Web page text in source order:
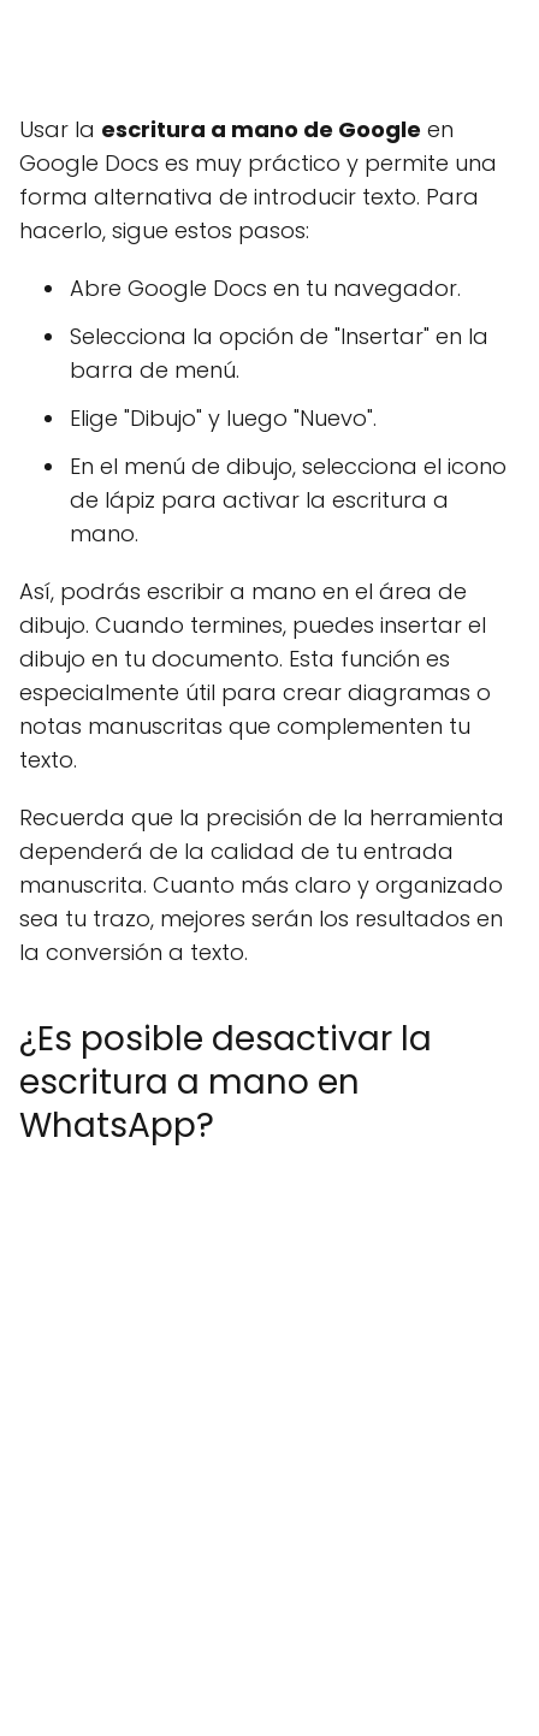
Usar la escritura a mano de Google en
Google Docs es muy práctico y permite una
forma alternativa de introducir texto. Para
hacerlo, sigue estos pasos:
Abre Google Docs en tu navegador.
Selecciona la opción de "Insertar" en la
barra de menú.
Elige "Dibujo" y luego "Nuevo".
En el menú de dibujo, selecciona el icono
de lápiz para activar la escritura a
mano.
Así, podrás escribir a mano en el área de
dibujo. Cuando termines, puedes insertar el
dibujo en tu documento. Esta función es
especialmente útil para crear diagramas o
notas manuscritas que complementen tu
texto.
Recuerda que la precisión de la herramienta
dependerá de la calidad de tu entrada
manuscrita. Cuanto más claro y organizado
sea tu trazo, mejores serán los resultados en
la conversión a texto.
¿Es posible desactivar la
escritura a mano en
WhatsApp?